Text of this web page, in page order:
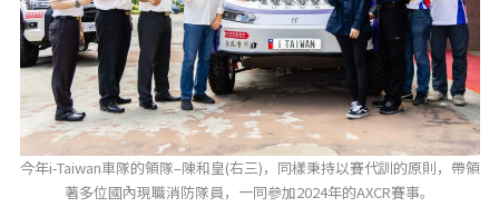
今年i-Taiwan車隊的領隊–陳和皇(右三)，同樣秉持以賽代訓的原則，帶領
著多位國內現職消防隊員，一同參加2024年的AXCR賽事。